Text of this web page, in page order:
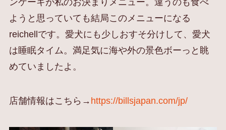
ンケーキが私のお決まりメニュー。違うのも食べ
ようと思っていても結局このメニューになる
reichellです。愛犬にも少しおすそ分けして、愛犬
は睡眠タイム。満足気に海や外の景色ボーっと眺
めていましたよ。
店舗情報はこちら→ https://billsjapan.com/jp/